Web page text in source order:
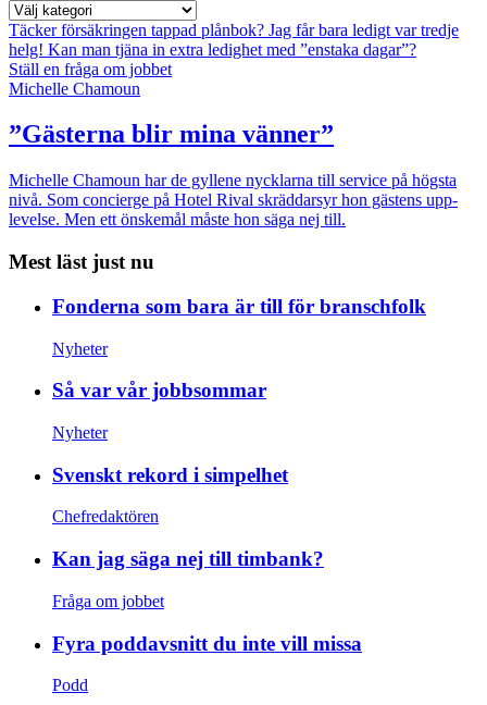
Täcker försäkringen tappad plånbok? Jag får bara ledigt var tredje
helg! Kan man tjäna in extra ledighet med ”enstaka dagar”?
Ställ en fråga om jobbet
Michelle Chamoun
”Gästerna blir mina vänner”
Michelle Chamoun har de gyllene nycklarna till service på högsta
nivå. Som concierge på Hotel Rival skräddarsyr hon gästens upp­
levelse. Men ett önskemål måste hon säga nej till.
Mest läst just nu
Fonderna som bara är till för branschfolk
Nyheter
Så var vår jobbsommar
Nyheter
Svenskt rekord i simpelhet
Chefredaktören
Kan jag säga nej till timbank?
Fråga om jobbet
Fyra poddavsnitt du inte vill missa
Podd